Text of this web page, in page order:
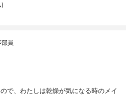
員
で、わたしは乾燥が気になる時のメイ